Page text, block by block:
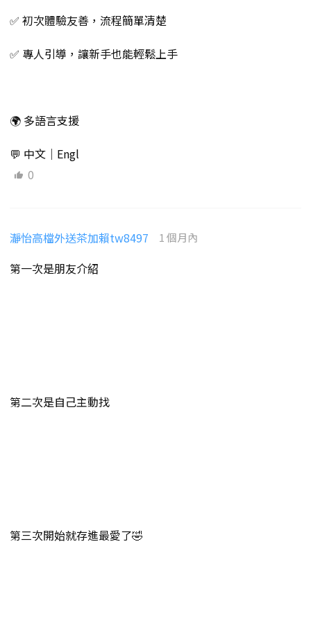
✅ 初次體驗友善，流程簡單清楚
✅ 專人引導，讓新手也能輕鬆上手
🌍 多語言支援
💬 中文｜Engl
0
瀞怡高檔外送茶加賴tw8497 1 個月內
第一次是朋友介紹
第二次是自己主動找
第三次開始就存進最愛了🤣